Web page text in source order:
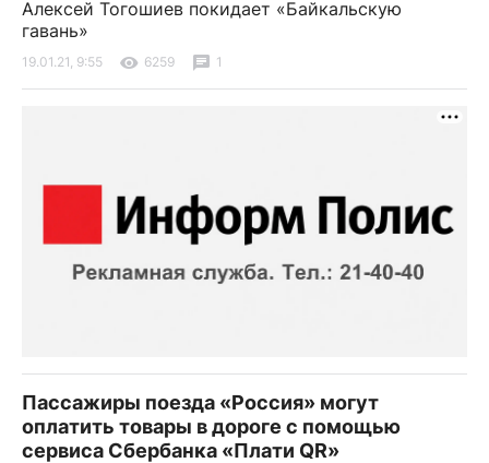
Алексей Тогошиев покидает «Байкальскую
гавань»
19.01.21, 9:55 6259 1
Пассажиры поезда «Россия» могут
оплатить товары в дороге с помощью
сервиса Сбербанка «Плати QR»